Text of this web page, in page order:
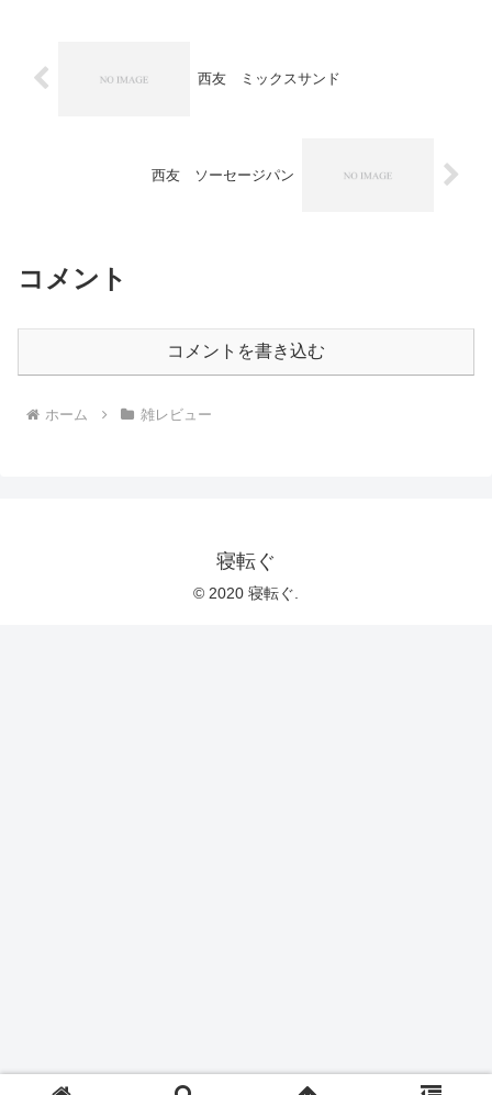
西友 ミックスサンド
西友 ソーセージパン
コメント
コメントを書き込む
ホーム 雑レビュー
寝転ぐ
© 2020 寝転ぐ.